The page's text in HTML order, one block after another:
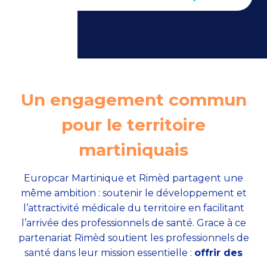
Un engagement commun
pour le territoire
martiniquais
Europcar Martinique et Rimèd partagent une
même ambition : soutenir le développement et
l’attractivité médicale du territoire en facilitant
l’arrivée des professionnels de santé. Grace à ce
partenariat Rimèd soutient les professionnels de
santé dans leur mission essentielle : offrir des